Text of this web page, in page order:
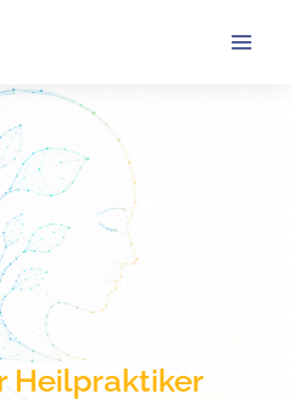
für Heilpraktiker für
Heilpraktiker